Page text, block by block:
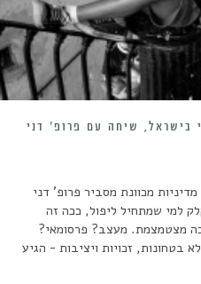
בישראל, שיחה עם פרופ’ דני
מכוונת מסביר פרופ' דני
למי שמתחיל ליפול, ככה זה
מצטמצמת. מעצב? פרסומאי?
בטחונות, זכויות ויציבות - הגיע